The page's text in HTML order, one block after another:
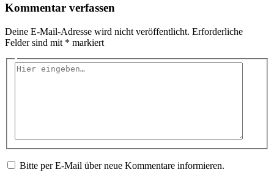
Kommentar verfassen
Deine E-Mail-Adresse wird nicht veröffentlicht. Erforderliche
Felder sind mit * markiert
Hier
Bitte per E-Mail über neue Kommentare informieren.